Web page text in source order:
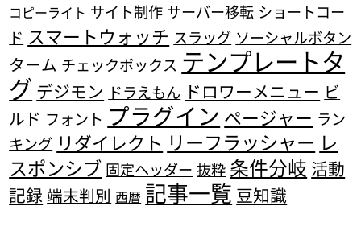
コピーライト サイト制作 サーバー移転 ショートコー
ド スマートウォッチ スラッグ ソーシャルボタン
ターム チェックボックス テンプレートタ
グ デジモン ドラえもん ドロワーメニュー ビ
ルド フォント プラグイン ページャー ラン
キング リダイレクト リーフラッシャー レ
スポンシブ 固定ヘッダー 抜粋 条件分岐 活動
記録 端末判別 西暦 記事一覧 豆知識